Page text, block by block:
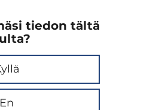
tiedon tältä
En